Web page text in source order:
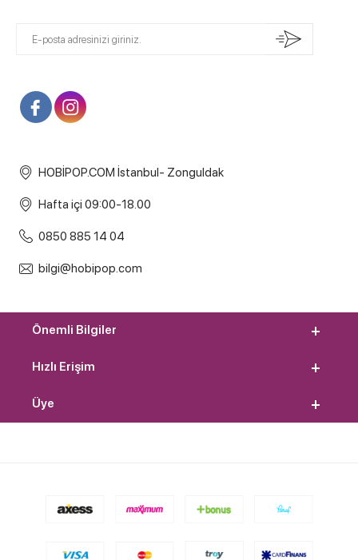
HOBİPOP.COM İstanbul- Zonguldak
Hafta içi 09:00-18.00
0850 885 14 04
bilgi@hobipop.com
Önemli Bilgiler
Hızlı Erişim
Üye